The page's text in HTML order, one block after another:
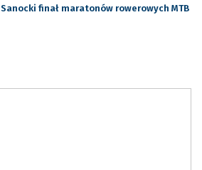
Sanocki finał maratonów rowerowych MTB